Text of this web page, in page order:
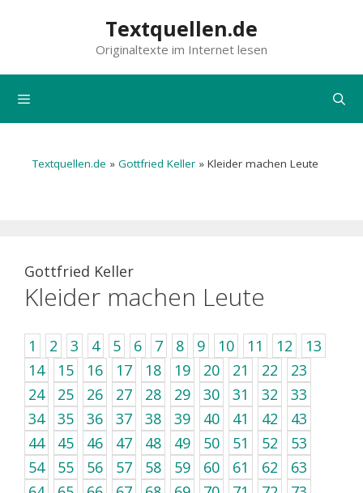
Textquellen.de
Originaltexte im Internet lesen
Textquellen.de » Gottfried Keller » Kleider machen Leute
Gottfried Keller
Kleider machen Leute
1 2 3 4 5 6 7 8 9 10 11 12
13
14
15 16 17 18 19 20 21 22
23
24
25 26 27 28 29 30 31 32
33
34
35 36 37 38 39 40 41 42
43
44
45 46 47 48 49 50 51 52
53
54
55 56 57 58 59 60 61 62
63